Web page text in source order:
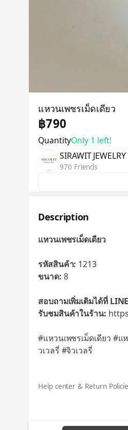
แหวนเพชรเม็ดเดียว
฿790
QuantityOnly 1 left!
SIRAWIT JEWELRY
970 Friends
Description
แหวนเพชรเม็ดเดียว
รหัสสินค้า: 1213
ขนาด: 8
สอบถามเพิ่มเติมได้ที่
รับชมสินค้าในร้าน:
#แหวนเพชรเม็ดเดียว #
วเวลรี่ #จิวเวลรี่
Help center & Return